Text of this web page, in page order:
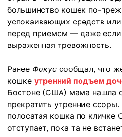
большинство кошек по-
успокаивающих средств
перед приемом — даже если
выраженная тревожность.
Ранее Фокус сообщал, что
кошке утренний подъем
Бостоне (США) мама нашла
прекратить утренние
полосатая кошка по кличке
отступает, пока та не